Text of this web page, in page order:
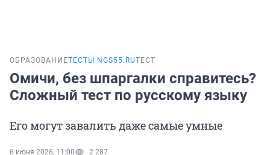
ОБРАЗОВАНИЕТЕСТЫ NGS55.RUТЕСТ
Омичи, без шпаргалки справитесь?
Сложный тест по русскому языку
Его могут завалить даже самые умные
6 июня 2026, 11:00 2 287